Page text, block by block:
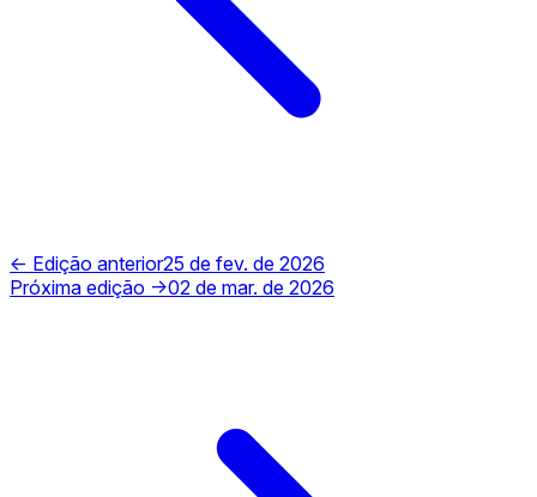
← Edição anterior25 de fev. de 2026
Próxima edição →02 de mar. de 2026